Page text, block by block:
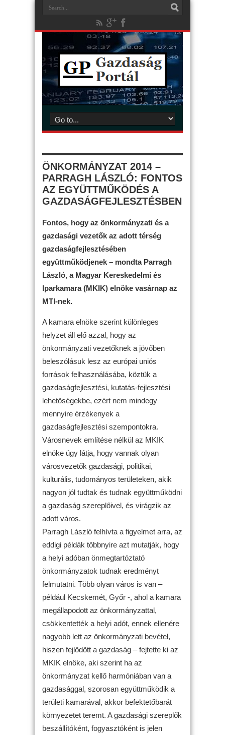
ÖNKORMÁNYZAT 2014 –
PARRAGH LÁSZLÓ: FONTOS
AZ EGYÜTTMŰKÖDÉS A
GAZDASÁGFEJLESZTÉSBEN
Fontos, hogy az önkormányzati és a
gazdasági vezetők az adott térség
gazdaságfejlesztésében
együttműködjenek – mondta Parragh
László, a Magyar Kereskedelmi és
Iparkamara (MKIK) elnöke vasárnap az
MTI-nek.
A kamara elnöke szerint különleges
helyzet áll elő azzal, hogy az
önkormányzati vezetőknek a jövőben
beleszólásuk lesz az európai uniós
források felhasználásába, köztük a
gazdaságfejlesztési, kutatás-fejlesztési
lehetőségekbe, ezért nem mindegy
mennyire érzékenyek a
gazdaságfejlesztési szempontokra.
Városnevek említése nélkül az MKIK
elnöke úgy látja, hogy vannak olyan
városvezetők gazdasági, politikai,
kulturális, tudományos területeken, akik
nagyon jól tudtak és tudnak együttműködni
a gazdaság szereplőivel, és virágzik az
adott város.
Parragh László felhívta a figyelmet arra, az
eddigi példák többnyire azt mutatják, hogy
a helyi adóban önmegtartóztató
önkormányzatok tudnak eredményt
felmutatni. Több olyan város is van –
például Kecskemét, Győr -, ahol a kamara
megállapodott az önkormányzattal,
csökkentették a helyi adót, ennek ellenére
nagyobb lett az önkormányzati bevétel,
hiszen fejlődött a gazdaság – fejtette ki az
MKIK elnöke, aki szerint ha az
önkormányzat kellő harmóniában van a
gazdasággal, szorosan együttműködik a
területi kamarával, akkor befektetőbarát
környezetet teremt. A gazdasági szereplők
beszállítóként, fogyasztóként is jelen